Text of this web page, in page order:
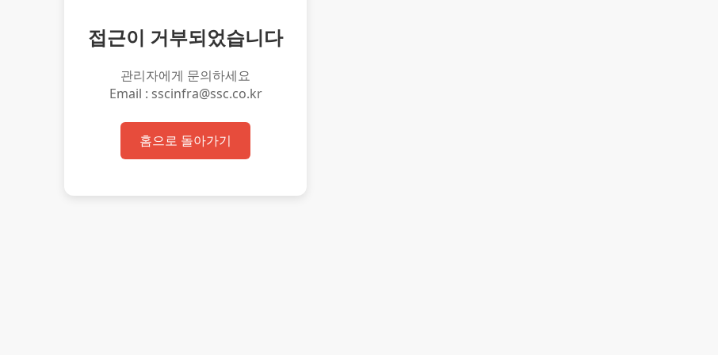
접근이 거부되었습니다
관리자에게 문의하세요
Email : sscinfra@ssc.co.kr
홈으로 돌아가기